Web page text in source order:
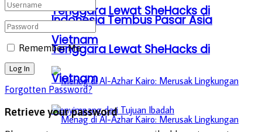
Tenggara Lewat SheHacks di
Vietnam
Indonesia Tembus Pasar Asia
Tenggara Lewat SheHacks di
Vietnam
Remember Me
Forgotten Password?
Retrieve your password